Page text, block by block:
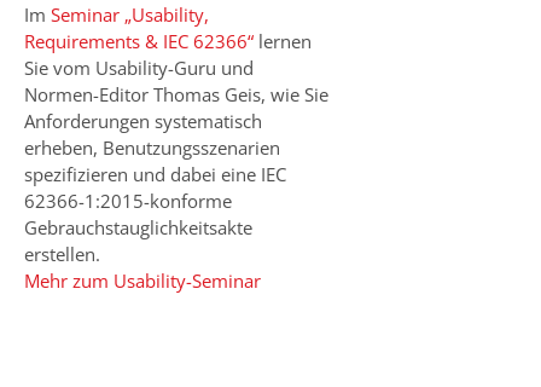
Im Seminar „Usability,
Requirements & IEC 62366“ lernen
Sie vom Usability-Guru und
Normen-Editor Thomas Geis, wie Sie
Anforderungen systematisch
erheben, Benutzungsszenarien
spezifizieren und dabei eine IEC
62366-1:2015-konforme
Gebrauchstauglichkeitsakte
erstellen.
Mehr zum Usability-Seminar